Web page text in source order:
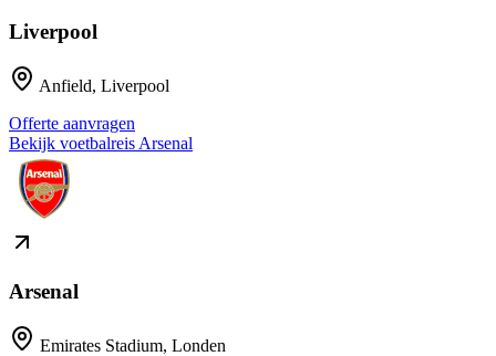
Liverpool
Anfield, Liverpool
Offerte aanvragen
Bekijk voetbalreis Arsenal
Arsenal
Emirates Stadium, Londen